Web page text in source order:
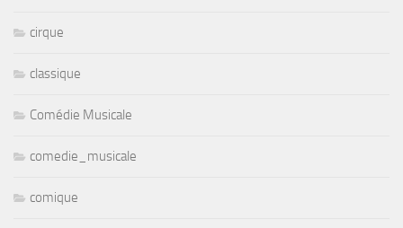
cirque
classique
Comédie Musicale
comedie_musicale
comique